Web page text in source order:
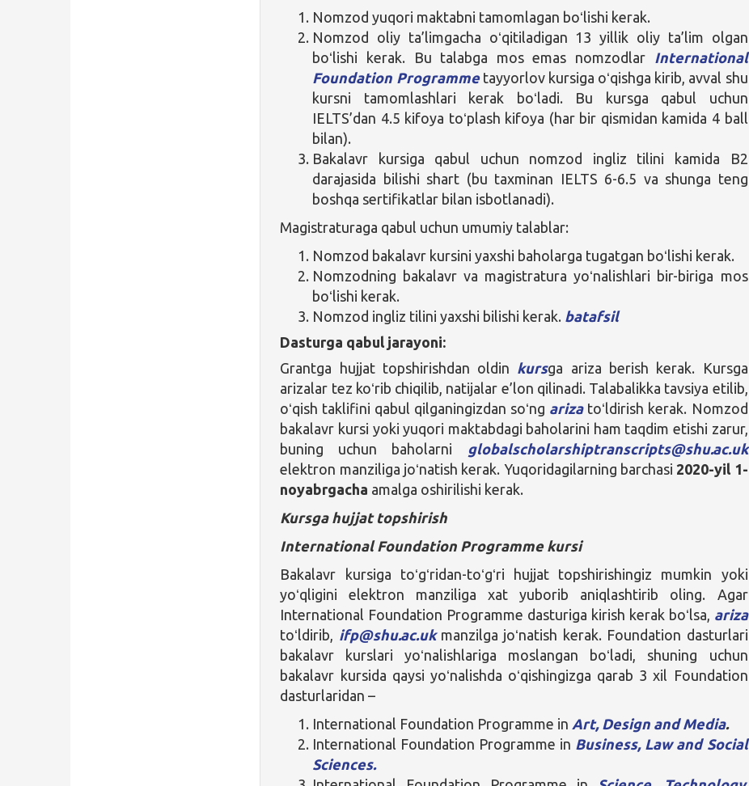
Nomzod yuqori maktabni tamomlagan boʻlishi kerak.
Nomzod oliy ta’limgacha oʻqitiladigan 13 yillik oliy ta’lim olgan
boʻlishi kerak. Bu talabga mos emas nomzodlar
International
Foundation Programmetayyorlov kursiga oʻqishga kirib, avval shu
kursni tamomlashlari kerak boʻladi. Bu kursga qabul uchun
IELTS’dan 4.5 kifoya toʻplash kifoya (har bir qismidan kamida 4 ball
bilan).
Bakalavr kursiga qabul uchun nomzod ingliz tilini kamida B2
darajasida bilishi shart (bu taxminan IELTS 6-6.5 va shunga teng
boshqa sertifikatlar bilan isbotlanadi).
Magistraturaga qabul uchun umumiy talablar:
Nomzod bakalavr kursini yaxshi baholarga tugatgan boʻlishi kerak.
Nomzodning bakalavr va magistratura yoʻnalishlari bir-biriga mos
boʻlishi kerak.
Nomzod ingliz tilini yaxshi bilishi kerak. batafsil
Dasturga qabul jarayoni:
Grantga hujjat topshirishdan oldin kursga ariza berish kerak. Kursga
arizalar tez koʻrib chiqilib, natijalar e’lon qilinadi. Talabalikka tavsiya etilib,
oʻqish taklifini qabul qilganingizdan soʻng arizatoʻldirish kerak. Nomzod
bakalavr kursi yoki yuqori maktabdagi baholarini ham taqdim etishi zarur,
buning uchun baholarni globalscholarshiptranscripts@shu.ac.uk
elektron manziliga joʻnatish kerak. Yuqoridagilarning barchasi 2020-yil 1-
noyabrgacha amalga oshirilishi kerak.
Kursga hujjat topshirish
International Foundation Programme kursi
Bakalavr kursiga toʻgʻridan-toʻgʻri hujjat topshirishingiz mumkin yoki
yoʻqligini elektron manziliga xat yuborib aniqlashtirib oling. Agar
International Foundation Programme dasturiga kirish kerak boʻlsa, ariza
toʻldirib,
ifp@shu.ac.ukmanzilga joʻnatish kerak. Foundation dasturlari
bakalavr kurslari yoʻnalishlariga moslangan boʻladi, shuning uchun
bakalavr kursida qaysi yoʻnalishda oʻqishingizga qarab 3 xil Foundation
dasturlaridan –
International Foundation Programme in Art, Design and Media.
International Foundation Programme in Business, Law and Social
Sciences.